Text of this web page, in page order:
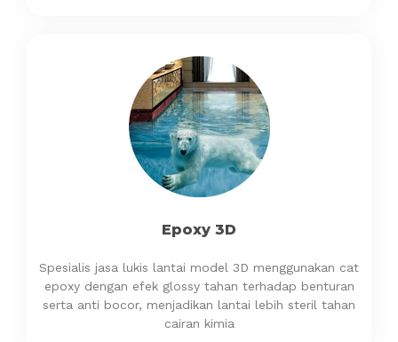
Epoxy 3D
Spesialis jasa lukis lantai model 3D menggunakan cat
epoxy dengan efek glossy tahan terhadap benturan
serta anti bocor, menjadikan lantai lebih steril tahan
cairan kimia